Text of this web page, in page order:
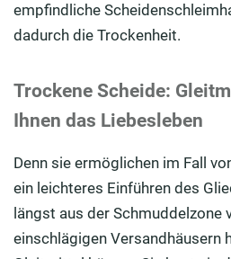
empfindliche
dadurch die Trockenheit.
Trockene Scheide:
Ihnen das Liebesleben
Denn sie ermöglichen im Fall
ein leichteres Einführen des
längst aus der Schmuddelzone
einschlägigen Versandhäusern